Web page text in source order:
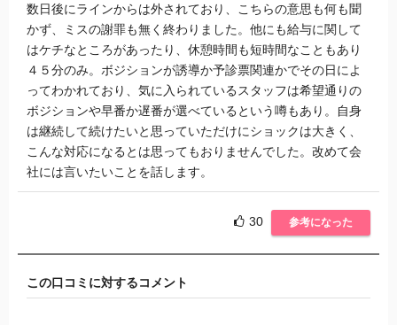
数日後にラインからは外されており、こちらの意思も何も聞
かず、ミスの謝罪も無く終わりました。他にも給与に関して
はケチなところがあったり、休憩時間も短時間なこともあり
４５分のみ。ボジションが誘導か予診票関連かでその日によ
ってわかれており、気に入られているスタッフは希望通りの
ボジションや早番か遅番が選べているという噂もあり。自身
は継続して続けたいと思っていただけにショックは大きく、
こんな対応になるとは思ってもおりませんでした。改めて会
社には言いたいことを話します。
30 参考になった
この口コミに対するコメント